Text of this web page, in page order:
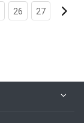
26 27